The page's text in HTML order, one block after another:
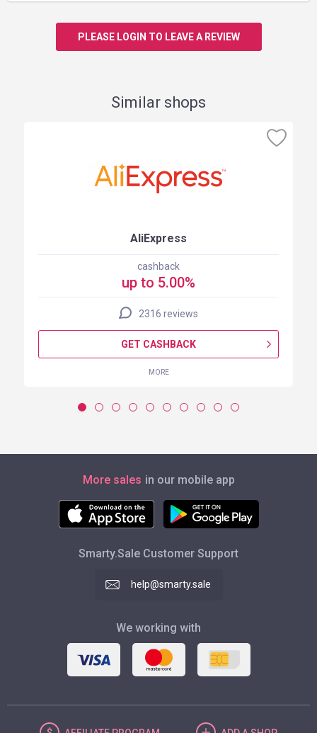
PLEASE LOGIN TO LEAVE A REVIEW
Similar shops
AliExpress
cashback
up to 5.00%
2316 reviews
GET CASHBACK
MORE
More sales in our mobile app
Smarty.Sale Customer Support
help@smarty.sale
We working with